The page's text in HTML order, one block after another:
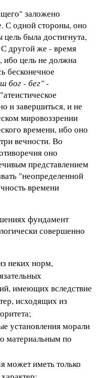
заложено
С одной стороны, оно
была достигнута,
другой же - время
ибо цель не должна
бесконечное
бог - бег"-
и завершиться, и не
мировоззрении
времени, ибо оно
вечности. Во
оно
представлением
"неопределенной
времени
фундамент
совершенно
неких норм,
имеющих вследствие
исходящих из
установления морали
материальным по
может иметь только